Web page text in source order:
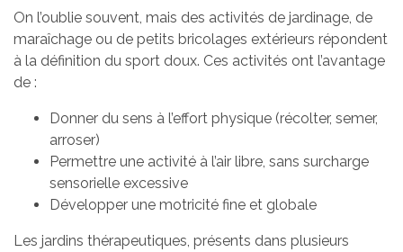
On l’oublie souvent, mais des activités de jardinage, de
maraîchage ou de petits bricolages extérieurs répondent
à la définition du sport doux. Ces activités ont l’avantage
de :
Donner du sens à l’effort physique (récolter, semer,
arroser)
Permettre une activité à l’air libre, sans surcharge
sensorielle excessive
Développer une motricité fine et globale
Les jardins thérapeutiques, présents dans plusieurs